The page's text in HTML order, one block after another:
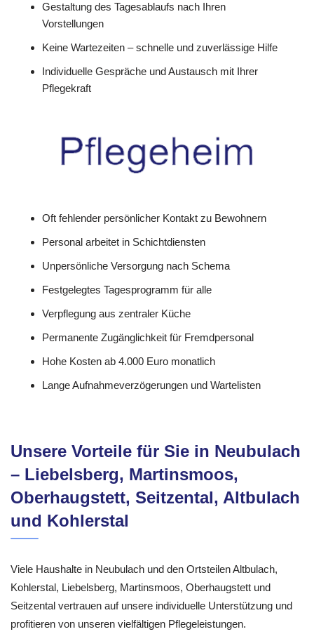
Gestaltung des Tagesablaufs nach Ihren
Vorstellungen
Keine Wartezeiten – schnelle und zuverlässige Hilfe
Individuelle Gespräche und Austausch mit Ihrer
Pflegekraft
Oft fehlender persönlicher Kontakt zu Bewohnern
Personal arbeitet in Schichtdiensten
Unpersönliche Versorgung nach Schema
Festgelegtes Tagesprogramm für alle
Verpflegung aus zentraler Küche
Permanente Zugänglichkeit für Fremdpersonal
Hohe Kosten ab 4.000 Euro monatlich
Lange Aufnahmeverzögerungen und Wartelisten
Unsere Vorteile für Sie in Neubulach
– Liebelsberg, Martinsmoos,
Oberhaugstett, Seitzental, Altbulach
und Kohlerstal
Viele Haushalte in Neubulach und den Ortsteilen Altbulach,
Kohlerstal, Liebelsberg, Martinsmoos, Oberhaugstett und
Seitzental vertrauen auf unsere individuelle Unterstützung und
profitieren von unseren vielfältigen Pflegeleistungen.